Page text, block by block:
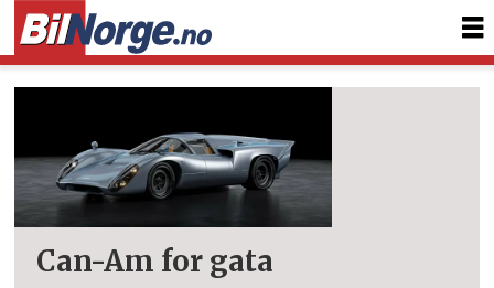
Tag:
lola
Can-Am for gata